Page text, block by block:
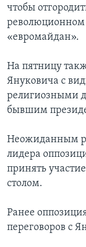
чтобы
«евромайдан».
На пятницу
Януковича с
религиозными
бывшим
Неожиданным
лидера
принять
столом.
Ранее
переговоров с